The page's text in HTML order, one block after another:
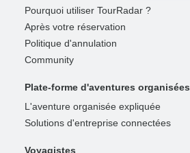
Pourquoi utiliser TourRadar ?
Après votre réservation
Politique d'annulation
Community
Plate-forme d'aventures organisées
L'aventure organisée expliquée
Solutions d'entreprise connectées
Voyagistes